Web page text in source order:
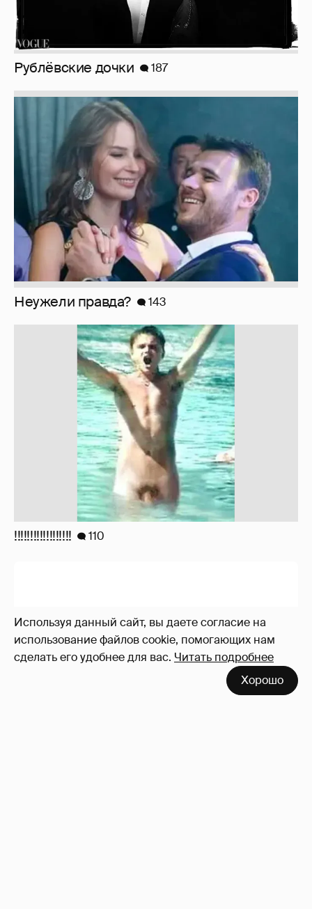
Используя данный сайт, вы даете согласие на
использование файлов cookie, помогающих нам
сделать его удобнее для вас. Читать подробнее
Хорошо
Рублёвские дочки 187
Неужели правда? 143
!!!!!!!!!!!!!!!!!! 110